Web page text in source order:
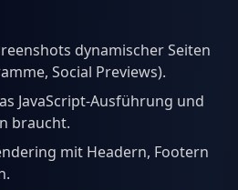
dynamischer Seiten
Social Previews).
JavaScript-Ausführung und
braucht.
mit Headern, Footern